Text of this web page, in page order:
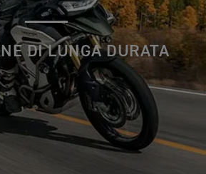
DI LUNGA DURATA